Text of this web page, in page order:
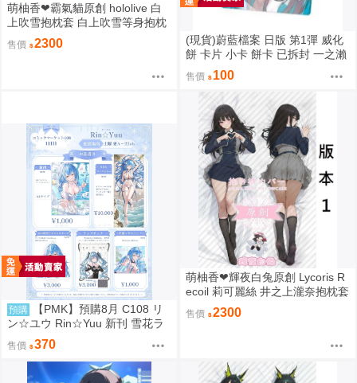
萌柚香❤霸氣貓原創 hololive 白
上吹雪抱枕套 白上吹雪等身抱枕
套 白上吹雪枕頭套 白上吹雪枕套
動漫等身抱枕套
售價 2300
(現貨)蔚藍檔案 日版 第1彈 威化
餅 卡片 小卡 餅卡 已拆封 一之瀨
明日奈（一之瀬 アスナ）
售價 100
預購
【PMK】預購8月 C108 リ
ン☆ユウ Rin☆Yuu 新刊 雪花ラ
ミィ Hololive
售價 370
萌柚香❤輝夜白兔原創 Lycoris R
ecoil 莉可麗絲 井之上瀧奈抱枕套
井之上瀧奈等身抱枕套 井之上瀧
奈枕頭套 井之上瀧奈枕套 動漫等
售價 2300